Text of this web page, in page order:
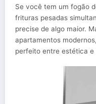
Se você tem um fogão
frituras pesadas
precise de algo maior.
apartamentos
perfeito entre estética e